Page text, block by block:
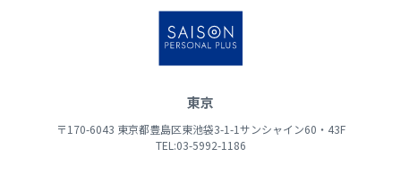
東京
〒170-6043 東京都豊島区東池袋3-1-1サンシャイン60・43F
TEL:03-5992-1186